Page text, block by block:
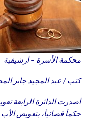
محكمة الأسرة – أرشيفية
كتب / عبد المجيد جابر المحامي
أصدرت الدائرة الرابعة